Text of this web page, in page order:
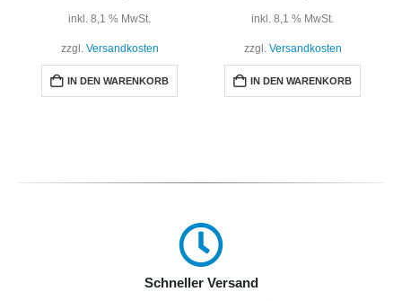
inkl. 8,1 % MwSt.
zzgl. Versandkosten
IN DEN WARENKORB
inkl. 8,1 % MwSt.
zzgl. Versandkosten
IN DEN WARENKORB
Schneller Versand